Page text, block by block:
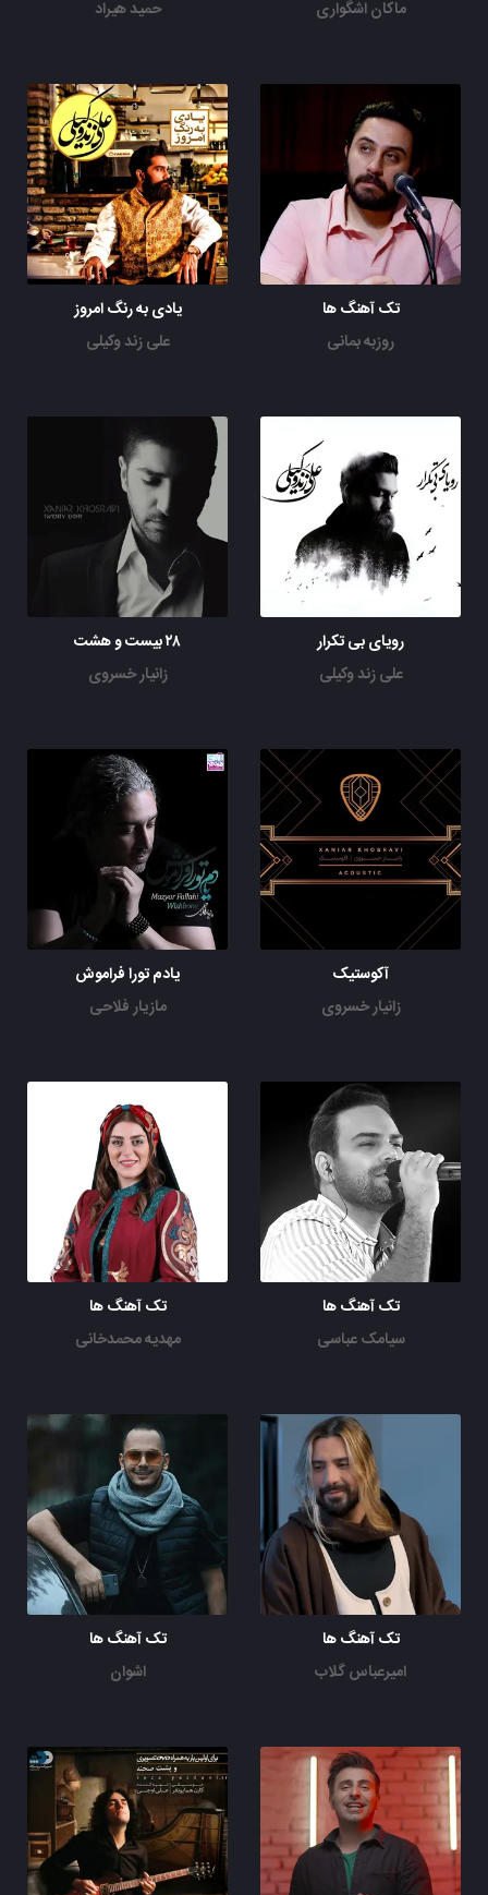
ماکان اشگواری حمید هیراد
تک آهنگ ها
روزبه بمانی
یادی به رنگ امروز
علی زند وکیلی
رویای بی تکرار
علی زند وکیلی
۲۸ بیست و هشت
زانیار خسروی
آکوستیک
زانیار خسروی
یادم تورا فراموش
مازیار فلاحی
تک آهنگ ها
سیامک عباسی
تک آهنگ ها
مهدیه محمدخانی
تک آهنگ ها
امیرعباس گلاب
تک آهنگ ها
اشوان